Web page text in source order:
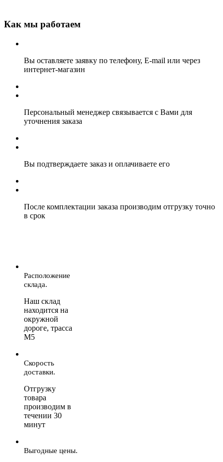
Как мы работаем
Вы оставляете заявку по телефону, E-mail или через
интернет-магазин
Персональный менеджер связывается с Вами для
уточнения заказа
Вы подтверждаете заказ и оплачиваете его
После комплектации заказа производим отгрузку точно
в срок
Расположение
склада.
Наш склад
находится на
окружной
дороге, трасса
М5
Скорость
доставки.
Отгрузку
товара
производим в
течении 30
минут
Выгодные цены.